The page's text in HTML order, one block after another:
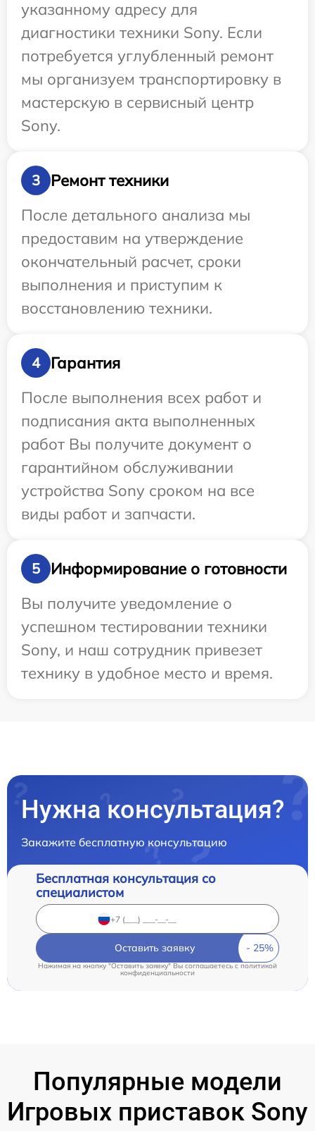
указанному адресу для
диагностики техники Sony. Если
потребуется углубленный ремонт
мы организуем транспортировку в
мастерскую в сервисный центр
Sony.
3
Ремонт техники
После детального анализа мы
предоставим на утверждение
окончательный расчет, сроки
выполнения и приступим к
восстановлению техники.
4
Гарантия
После выполнения всех работ и
подписания акта выполненных
работ Вы получите документ о
гарантийном обслуживании
устройства Sony сроком на все
виды работ и запчасти.
5
Информирование о готовности
Вы получите уведомление о
успешном тестировании техники
Sony, и наш сотрудник привезет
технику в удобное место и время.
Нужна консультация?
Закажите бесплатную консультацию
Бесплатная консультация со
специалистом
Оставить заявку
Нажимая на кнопку "Оставить заявку" Вы соглашаетесь cполитикой
конфиденциальности
Популярные модели
Игровых приставок Sony